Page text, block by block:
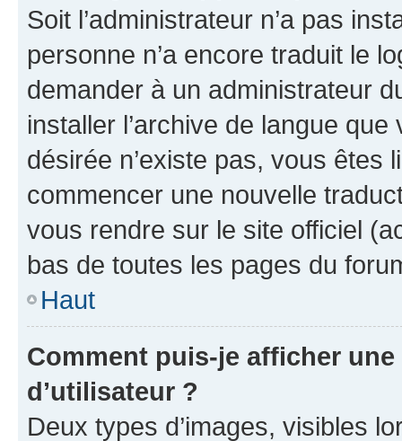
Soit l’administrateur n’a pas
personne n’a encore traduit le
demander à un administrateur
installer l’archive de langue
désirée n’existe pas, vous êtes
commencer une nouvelle
vous rendre sur le site officiel
bas de toutes les pages du
Haut
Comment puis-je afficher
d’utilisateur ?
Deux types d’images, visibles